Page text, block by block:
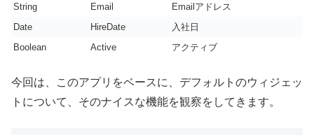
String
Email
Emailアドレス
Date
HireDate
入社日
Boolean
Active アクティブ
今回は、このアプリをベースに、デフォルトのウィジェッ
トについて、そのナイスな機能を観察をしてきます。